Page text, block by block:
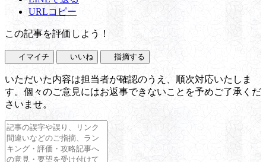
URLコピー
この記事を評価しよう！
イマイチ いいね 指摘する
いただいた内容は担当者が確認のうえ、順次対応いたしま
す。個々のご意見にはお返事できないことを予めご了承くだ
さいませ。